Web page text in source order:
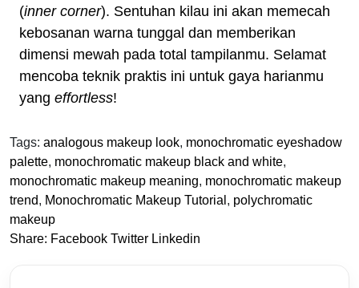
(inner corner). Sentuhan kilau ini akan memecah
kebosanan warna tunggal dan memberikan
dimensi mewah pada total tampilanmu. Selamat
mencoba teknik praktis ini untuk gaya harianmu
yang effortless!
Tags: analogous makeup look, monochromatic eyeshadow
palette, monochromatic makeup black and white,
monochromatic makeup meaning, monochromatic makeup
trend, Monochromatic Makeup Tutorial , polychromatic
makeup
Share: Facebook Twitter Linkedin